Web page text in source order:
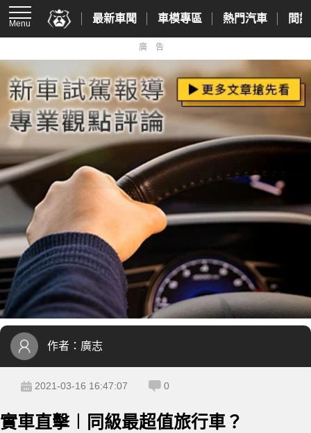
Menu 最新車聞 車模專區 熱門汽車 間
廣告
作者： 廣志
2021-03-16 16:47:07 0
實車直擊︱同級最超值旅行車？